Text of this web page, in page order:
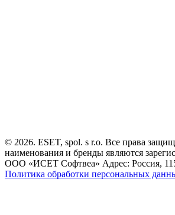
© 2026. ESET, spol. s r.o. Все права
наименования и бренды являются
ООО «ИСЕТ Софтвеа» Адрес: Россия,
Политика обработки персональных